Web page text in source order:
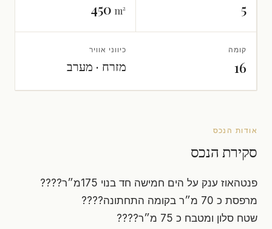
5
450 m²
קומה
16
כיווני אוויר
מזרח · מערב
אודות הנכס
סקירת הנכס
פנטהאוז ענק על הים חמישה חד בנוי 175מ״ר????
מרפסת כ 70 מ״ר בקומה התחתונה????
שטח סלון ומטבח כ 75 מ״ר????